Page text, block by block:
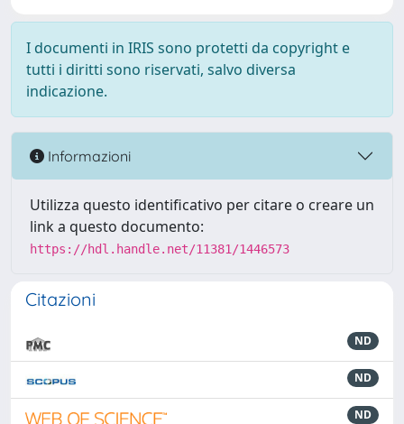
I documenti in IRIS sono protetti da copyright e
tutti i diritti sono riservati, salvo diversa
indicazione.
Informazioni
Utilizza questo identificativo per citare o creare un
link a questo documento:
https://hdl.handle.net/11381/1446573
Citazioni
ND
ND
ND